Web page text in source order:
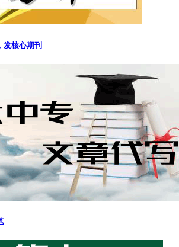
发核心期刊